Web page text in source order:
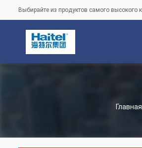
Выбирайте из продуктов самого высокого